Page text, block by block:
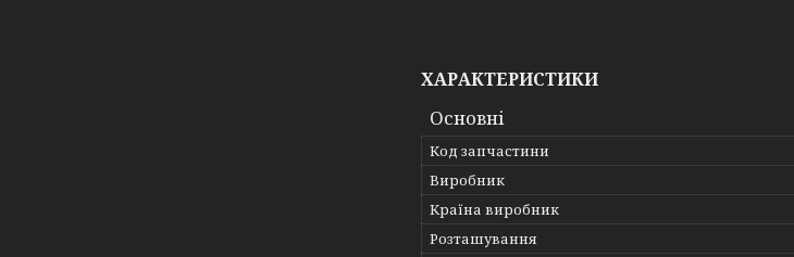
ХАРАКТЕРИСТИКИ
Основні
Код запчастини
Виробник
Країна виробник
Розташування